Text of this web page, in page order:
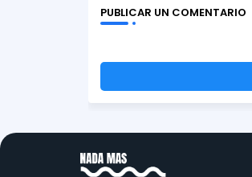
PUBLICAR UN COMENTARIO